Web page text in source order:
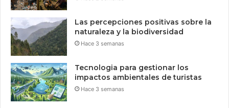
Las percepciones positivas sobre la
naturaleza y la biodiversidad
Hace 3 semanas
Tecnologia para gestionar los
impactos ambientales de turistas
Hace 3 semanas